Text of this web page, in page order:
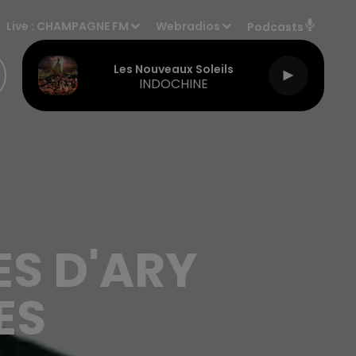
Live : CHAMPAGNE FM Webradios Podcasts
Les Nouveaux Soleils
INDOCHINE
D'ARY